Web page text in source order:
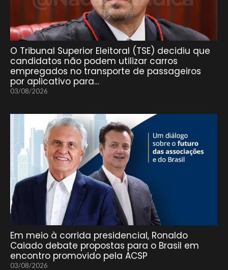
O Tribunal Superior Eleitoral (TSE) decidiu que
candidatos não podem utilizar carros
empregados no transporte de passageiros
por aplicativo para…
03/08/2026
Em meio à corrida presidencial, Ronaldo
Caiado debate propostas para o Brasil em
encontro promovido pela ACSP
03/08/2026